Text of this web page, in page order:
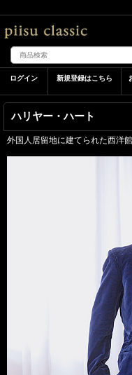
ログイン 新規登録はこちら
ハリヤー・ハート
外国人居留地に建てられた西洋